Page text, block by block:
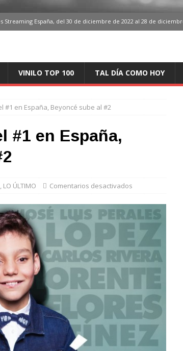
Streaming España, del 30 de diciembre de 2022 al 28 de
VINILO TOP 100 TAL DÍA COMO HOY
#1 en España, Beyoncé sube al #2
#1 en España,
, LO ÚLTIMO Comentarios desactivados